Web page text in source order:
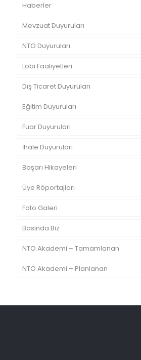
Haberler
Mevzuat Duyuruları
NTO Duyuruları
Lobi Faaliyetleri
Dış Ticaret Duyuruları
Eğitim Duyuruları
Fuar Duyuruları
İhale Duyuruları
Başarı Hikayeleri
Üye Röportajları
Foto Galeri
Basında Biz
NTO Akademi – Tamamlanan
NTO Akademi – Planlanan